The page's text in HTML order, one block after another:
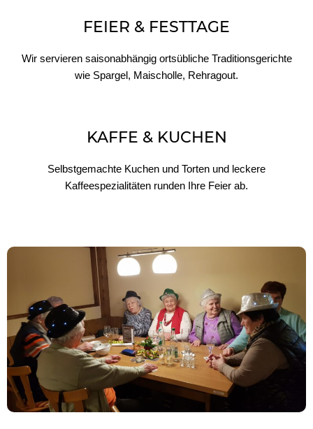
FEIER & FESTTAGE
Wir servieren saisonabhängig ortsübliche Traditionsgerichte
wie Spargel, Maischolle, Rehragout.
KAFFE & KUCHEN
Selbstgemachte Kuchen und Torten und leckere
Kaffeespezialitäten runden Ihre Feier ab.